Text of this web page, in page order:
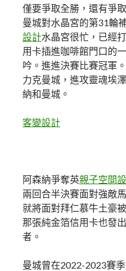
僅要爭取全勝，還有爭
曼城對水晶宮的第31輪
設計水晶宮很忙，已經
用卡插進咖啡館門口的
吟。進進決賽比賽冠軍
力克曼城，進攻靈魂埃
納和曼城。
客變設計
阿森納爭奪英親子空間
兩回合半決賽面對強敵
就將面對拜仁慕牛土豪
那張純金箔信用卡也發出
者。
曼城曾在2022-2023賽